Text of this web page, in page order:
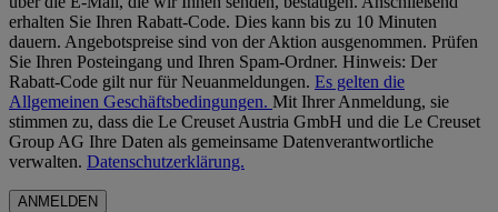
erhalten Sie Ihren Rabatt-Code. Dies kann bis zu 10 Minuten
dauern. Angebotspreise sind von der Aktion ausgenommen. Prüfen
Sie Ihren Posteingang und Ihren Spam-Ordner. Hinweis: Der
Rabatt-Code gilt nur für Neuanmeldungen. Es gelten die
Allgemeinen Geschäftsbedingungen. Mit Ihrer Anmeldung, sie
stimmen zu, dass die Le Creuset Austria GmbH und die Le Creuset
Group AG Ihre Daten als gemeinsame Datenverantwortliche
verwalten. Datenschutzerklärung.